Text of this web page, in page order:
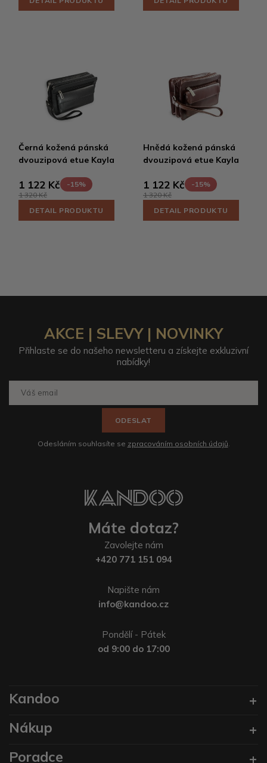
Černá kožená pánská
dvouzipová etue Kayla
1 122 Kč
-15%
1 320 Kč
DETAIL PRODUKTU
Hnědá kožená pánská
dvouzipová etue Kayla
1 122 Kč
-15%
1 320 Kč
DETAIL PRODUKTU
AKCE | SLEVY | NOVINKY
Přihlaste se do našeho newsletteru a získejte exkluzivní
nabídky!
ODESLAT
Odesláním souhlasíte se zpracováním osobních údajů
Máte dotaz?
Zavolejte nám
+420 771 151 094
Napište nám
info@kandoo.cz
Pondělí - Pátek
od 9:00 do 17:00
Kandoo
Nákup
Poradce